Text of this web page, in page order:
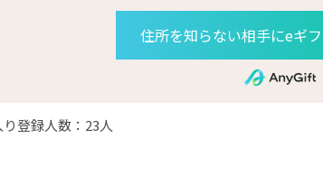
住所を知らない相手にeギ
登録人数：23人